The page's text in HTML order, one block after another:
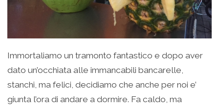
Immortaliamo un tramonto fantastico e dopo aver
dato un’occhiata alle immancabili bancarelle,
stanchi, ma felici, decidiamo che anche per noi e’
giunta l’ora di andare a dormire. Fa caldo, ma